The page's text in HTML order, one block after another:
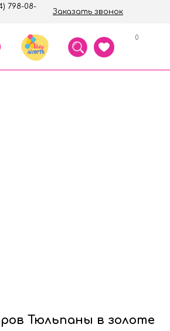
Заказать звонок
798-08-
0
Тюльпаны в золоте